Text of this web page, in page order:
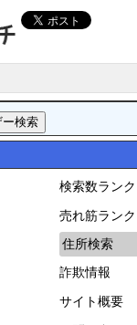
検索数ランク
売れ筋ランク
住所検索
詐欺情報
サイト概要